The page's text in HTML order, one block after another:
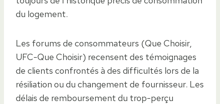
du logement.
Les forums de consommateurs (Que Choisir,
UFC-Que Choisir) recensent des témoignages
de clients confrontés à des difficultés lors de la
résiliation ou du changement de fournisseur. Les
délais de remboursement du trop-perçu